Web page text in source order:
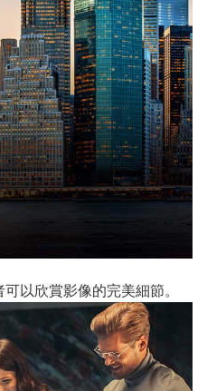
以欣賞影像的完美細節。